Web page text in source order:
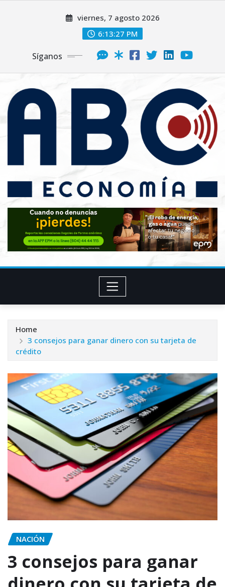
viernes, 7 agosto 2026
6:13:28 PM
Síganos
Home
3 consejos para ganar dinero con su tarjeta de
crédito
NACIÓN
3 consejos para ganar